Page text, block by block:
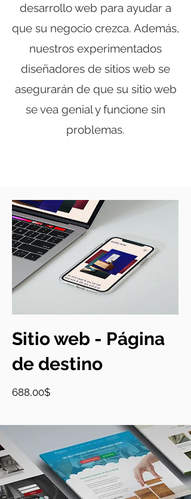
desarrollo web para ayudar a
que su negocio crezca. Además,
nuestros experimentados
diseñadores de sitios web se
asegurarán de que su sitio web
se vea genial y funcione sin
problemas.
Sitio web - Página
de destino
688,00$